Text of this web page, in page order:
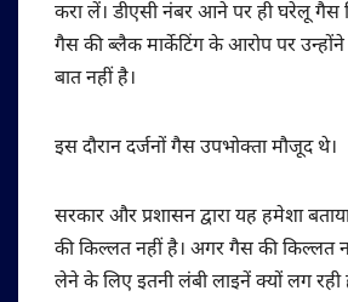
करा लें। डीएसी नंबर आने पर ही घरेलू गैस
गैस की ब्लैक मार्केटिंग के आरोप पर
बात नहीं है।
इस दौरान दर्जनों गैस उपभोक्ता मौजूद थे।
सरकार और प्रशासन द्वारा यह हमेशा
की किल्लत नहीं है। अगर गैस की किल्लत
लेने के लिए इतनी लंबी लाइनें क्यों लग